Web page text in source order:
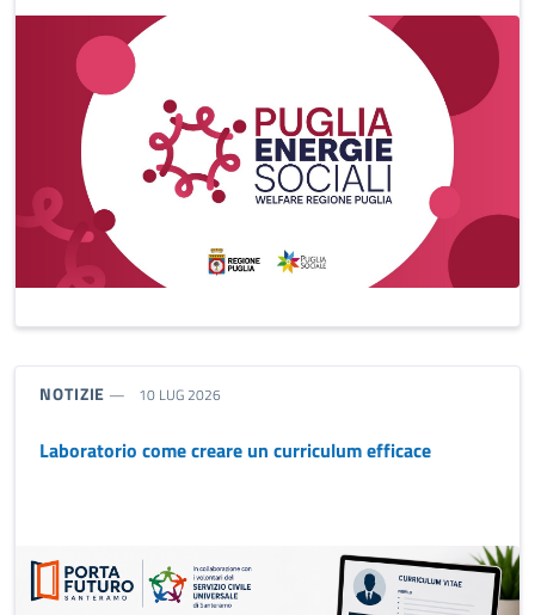
TIPO NOTIZIA:
NOTIZIE 10 LUG 2026
Laboratorio come creare un curriculum efficace